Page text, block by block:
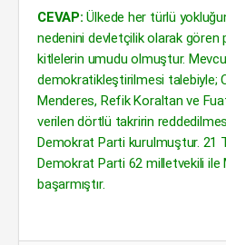
CEVAP: Ülkede her türlü
nedenini devletçilik olarak gören
kitlelerin umudu olmuştur.
demokratikleştirilmesi talebiyle;
Menderes, Refik Koraltan ve
verilen dörtlü takririn
Demokrat Parti kurulmuştur. 21
Demokrat Parti 62 milletvekili ile
başarmıştır.